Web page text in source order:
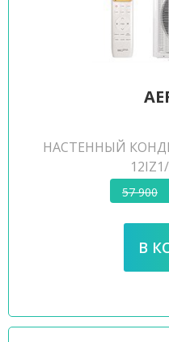
НАСТЕННЫЙ
57 900